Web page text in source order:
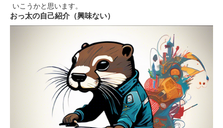
いこうかと思います。
おっ太の自己紹介（興味ない）